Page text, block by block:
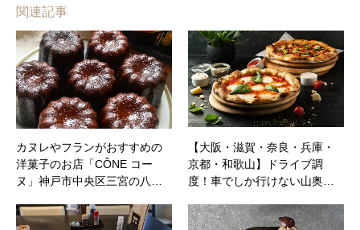
関連記事
カヌレやフランがおすすめの
洋菓子のお店「CÔNE コー
ヌ」神戸市中央区三宮の八…
【大阪・滋賀・奈良・兵庫・
京都・和歌山】ドライブ調
度！車でしか行けない山奥…